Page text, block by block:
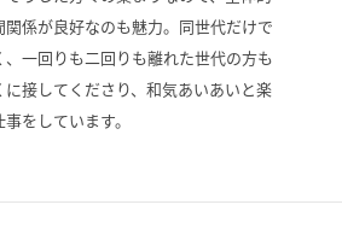
関係が良好なのも魅力。同世代だけで
、一回りも二回りも離れた世代の方も
に接してくださり、和気あいあいと楽
事をしています。